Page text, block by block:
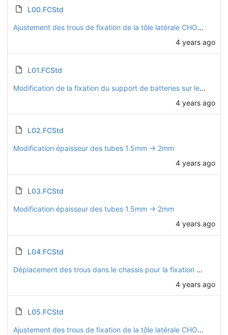
L00.FCStd
Ajustement des trous de fixation de la tôle latérale CHO22 pour placement d'écrous sertis M4
4 years ago
L01.FCStd
Modification de la fixation du support de batteries sur le chassis, pour ne pas avoir besoin de démonter de boulon pour le fixer
4 years ago
L02.FCStd
Modification épaisseur des tubes 1.5mm -> 2mm
4 years ago
L03.FCStd
Modification épaisseur des tubes 1.5mm -> 2mm
4 years ago
L04.FCStd
Déplacement des trous dans le chassis pour la fixation des supports de frein CHO34
4 years ago
L05.FCStd
Ajustement des trous de fixation de la tôle latérale CHO22 pour placement d'écrous sertis M4